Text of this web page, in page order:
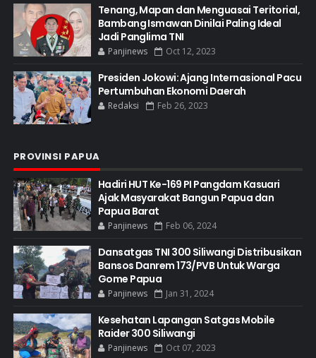
Tenang, Mapan dan Menguasai Teritorial,
Bambang Ismawan Dinilai Paling Ideal
Jadi Panglima TNI
Panjinews Oct 12, 2023
Presiden Jokowi: Ajang Internasional Pacu
Pertumbuhan Ekonomi Daerah
Redaksi Feb 26, 2023
PROVINSI PAPUA
Hadiri HUT Ke-169 PI Pangdam Kasuari
Ajak Masyarakat Bangun Papua dan
Papua Barat
Panjinews Feb 06, 2024
Dansatgas TNI 300 Siliwangi Distribusikan
Bansos Danrem 173/PVB Untuk Warga
Gome Papua
Panjinews Jan 31, 2024
Kesehatan Lapangan Satgas Mobile
Raider 300 Siliwangi
Panjinews Oct 07, 2023